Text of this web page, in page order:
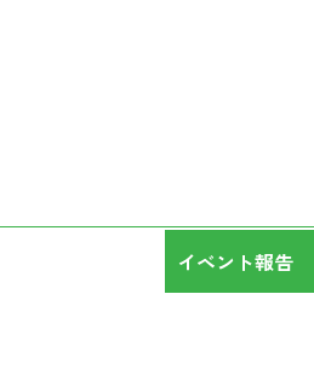
イベント報告